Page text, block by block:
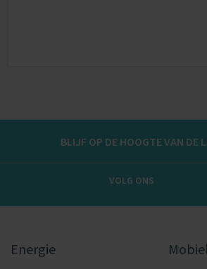
BLIJF OP DE HOOGTE VAN DE
VOLG ONS
Energie